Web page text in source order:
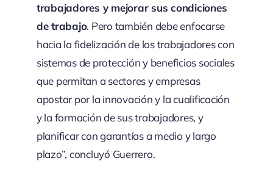
trabajadores y mejorar sus condiciones
de trabajo. Pero también debe enfocarse
hacia la fidelización de los trabajadores con
sistemas de protección y beneficios sociales
que permitan a sectores y empresas
apostar por la innovación y la cualificación
y la formación de sus trabajadores, y
planificar con garantías a medio y largo
plazo”, concluyó Guerrero.